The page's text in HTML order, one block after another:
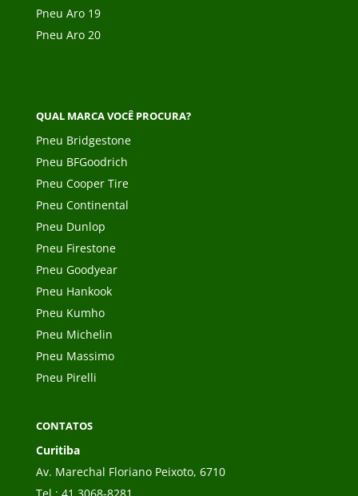
Pneu Aro 19
Pneu Aro 20
QUAL MARCA VOCÊ PROCURA?
Pneu Bridgestone
Pneu BFGoodrich
Pneu Cooper Tire
Pneu Continental
Pneu Dunlop
Pneu Firestone
Pneu Goodyear
Pneu Hankook
Pneu Kumho
Pneu Michelin
Pneu Massimo
Pneu Pirelli
CONTATOS
Curitiba
Av. Marechal Floriano Peixoto, 6710